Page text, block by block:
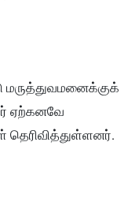
மருத்துவமனைக்குக்
ஏற்கனவே
தெரிவித்துள்ளனர்.